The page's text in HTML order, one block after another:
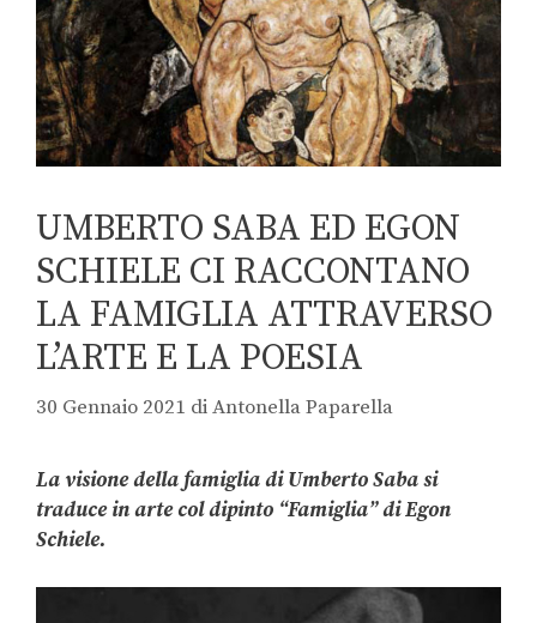
UMBERTO SABA ED EGON
SCHIELE CI RACCONTANO
LA FAMIGLIA ATTRAVERSO
L’ARTE E LA POESIA
30 Gennaio 2021 diAntonella Paparella
La visione della famiglia di Umberto Saba si
traduce in arte col dipinto “Famiglia” di Egon
Schiele.